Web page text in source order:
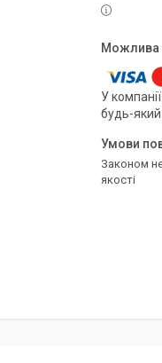
У
будь-
Законом не передбачено повернення та обмін даного товару належної
якості